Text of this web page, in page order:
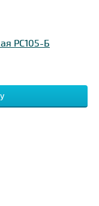
РС105-Б